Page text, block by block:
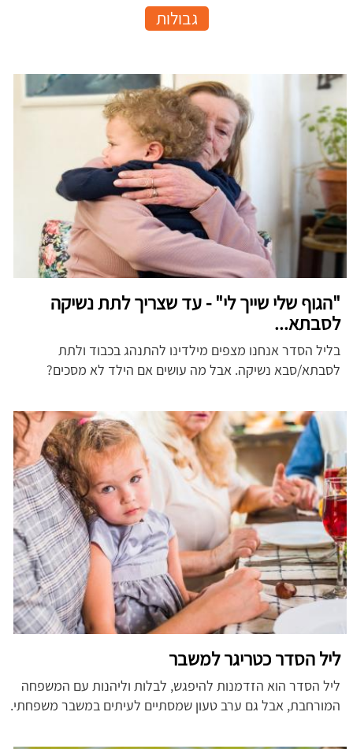
גבולות
"הגוף שלי שייך לי" - עד שצריך לתת נשיקה
לסבתא...
בליל הסדר אנחנו מצפים מילדינו להתנהג בכבוד ולתת
לסבתא/סבא נשיקה. אבל מה עושים אם הילד לא מסכים?
ליל הסדר כטריגר למשבר
ליל הסדר הוא הזדמנות להיפגש, לבלות וליהנות עם המשפחה
המורחבת, אבל גם ערב טעון שמסתיים לעיתים במשבר משפחתי.